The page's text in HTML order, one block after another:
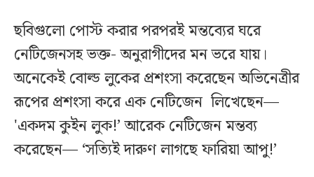
ছবিগুলো পোস্ট করার পরপরই মন্তব্যের ঘরে
নেটিজেনসহ ভক্ত- অনুরাগীদের মন ভরে যায়।
অনেকেই বোল্ড লুকের প্রশংসা করেছেন অভিনেত্রীর
রূপের প্রশংসা করে এক নেটিজেন লিখেছেন—
'একদম কুইন লুক!’ আরেক নেটিজেন মন্তব্য
করেছেন— ‘সত্যিই দারুণ লাগছে ফারিয়া আপু!’